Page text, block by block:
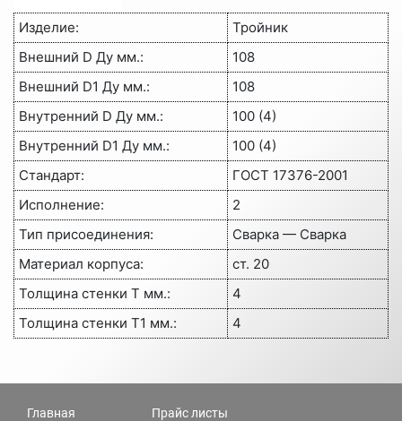
Изделие:
Тройник
Внешний D Ду мм.:
108
Внешний D1 Ду мм.:
108
Внутренний D Ду мм.:
100 (4)
Внутренний D1 Ду мм.:
100 (4)
Стандарт:
ГОСТ 17376-2001
Исполнение:
2
Тип присоединения:
Сварка — Сварка
Материал корпуса:
ст. 20
Толщина стенки Т мм.:
4
Толщина стенки Т1 мм.: 4
Главная Прайс листы